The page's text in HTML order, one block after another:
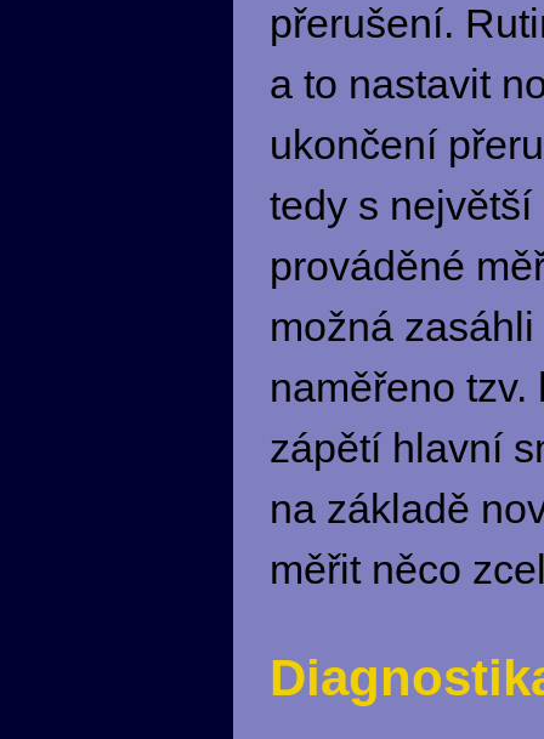
přerušení.
a to nastavit
ukončení
tedy s
prováděné
možná
naměřeno
zápětí hlavní
na základě
měřit něco